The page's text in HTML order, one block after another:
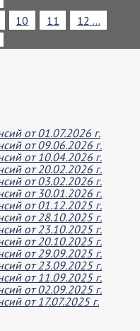
Page
10 Page
11 Page
12 …
от 01.07.2026 г.
от 09.06.2026 г.
от 10.04.2026 г.
от 20.02.2026 г.
от 03.02.2026 г.
от 30.01.2026 г.
от 01.12.2025 г.
от 28.10.2025 г.
от 23.10.2025 г.
от 20.10.2025 г.
от 29.09.2025 г.
от 23.09.2025 г.
от 11.09.2025 г.
от 02.09.2025 г.
от 17.07.2025 г.